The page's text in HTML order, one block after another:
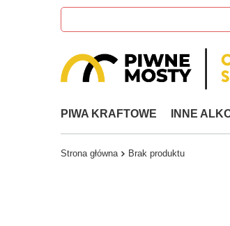
PIWA KRAFTOWE INNE
Strona główna Brak produktu